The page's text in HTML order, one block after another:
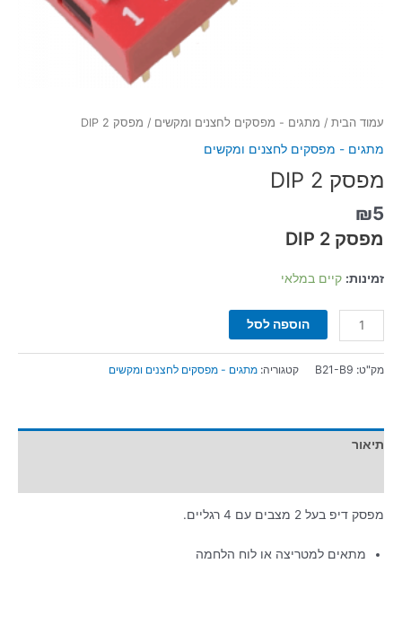
עמוד הבית / מתגים - מפסקים לחצנים ומקשים / מפסק 2 DIP
מתגים - מפסקים לחצנים ומקשים
מפסק 2 DIP
₪5
מפסק 2 DIP
זמינות: קיים במלאי
הוספה לסל
מק"ט: B21-B9 קטגוריה: מתגים - מפסקים לחצנים ומקשים
תיאור
מפסק דיפ בעל 2 מצבים עם 4 רגליים.
מתאים למטריצה או לוח הלחמה